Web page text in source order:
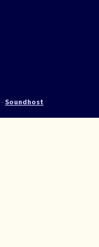
- Soundhost